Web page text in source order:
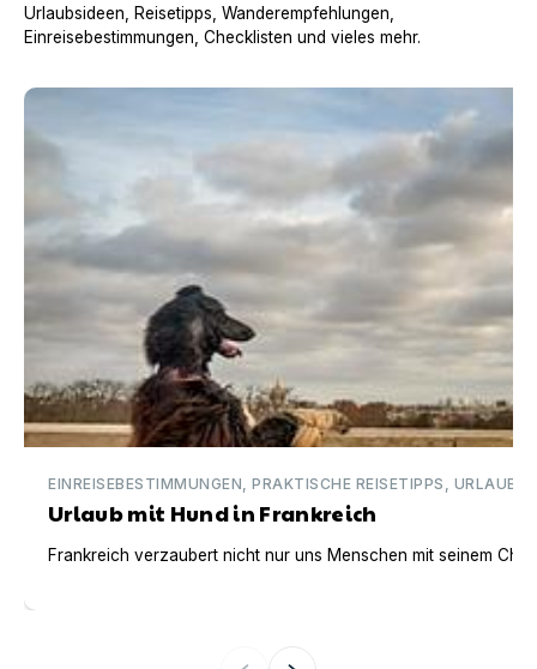
Urlaubsideen, Reisetipps, Wanderempfehlungen,
Einreisebestimmungen, Checklisten und vieles mehr.
Urlaub mit Hund in Frankreich
EINREISEBESTIMMUNGEN, PRAKTISCHE REISETIPPS,
Urlaub mit Hund in Frankreich
Frankreich verzaubert nicht nur uns Menschen mit seinem